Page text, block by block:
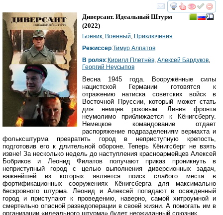
смотреть
Диверсант. Идеальный Штурм
(2022)
Боевик Военный Приключения
Режиссер:Тимур Алпатов
В ролях:Кирилл Плетнёв Алексей Бардуков
Георгий Неусыпов
Весна 1945 года. Вооружённые силы
нацистской Германии готовятся к
отражению натиска советских войск в
Восточной Пруссии, который может стать
для немцев роковым. Линия фронта
неумолимо приближается к Кёнигсбергу.
Немецкое командование отдает
распоряжение подразделениям вермахта и
фольксштурма превратить город в неприступную крепость,
подготовив его к длительной обороне. Теперь Кёнигсберг не взять
извне! За несколько недель до наступления красноармейцев Алексей
Бобриков и Леонид Филатов получают приказ проникнуть в
неприступный город с целью выполнения диверсионных задач,
важнейшей из которых является поиск слабого места в
фортификационных сооружениях Кёнигсберга для максимально
бескровного штурма. Леонид и Алексей попадают в осажденный
город и приступают к проведению, наверно, самой хитроумной и
смертельно опасной разведоперации в своей жизни. А помогать им в
организации «идеального штурма» будет неожиданный союзник...